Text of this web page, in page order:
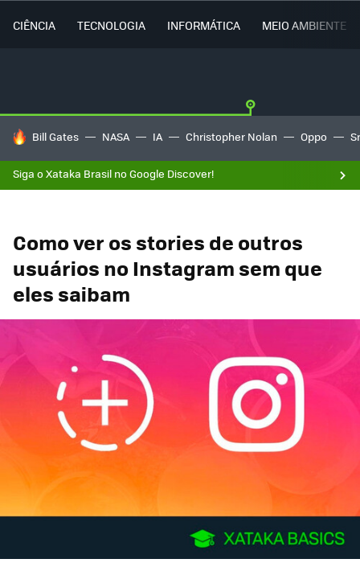
CIÊNCIA TECNOLOGIA INFORMÁTICA MEIO AMBIENTE
TENDÊNCIAS DO DIA
Bill Gates NASA IA Christopher Nolan Oppo
Siga o Xataka Brasil no Google Discover!
Como ver os stories de outros
usuários no Instagram sem que
eles saibam